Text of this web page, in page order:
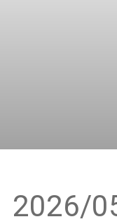
2026/